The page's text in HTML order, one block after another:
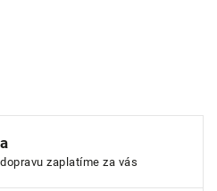
zaplatíme za vás